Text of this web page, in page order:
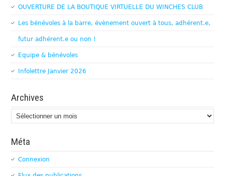
OUVERTURE DE LA BOUTIQUE VIRTUELLE DU WINCHES CLUB
Les bénévoles à la barre, évènement ouvert à tous, adhérent.e,
futur adhérent.e ou non !
Equipe & bénévoles
Infolettre Janvier 2026
Archives
Archives
Méta
Connexion